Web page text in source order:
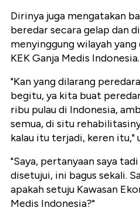
Dirinya juga mengatakan
beredar secara gelap dan
menyinggung wilayah
KEK Ganja Medis Indonesia.
"Kan yang dilarang
begitu, ya kita buat
ribu pulau di Indonesia,
semua, di situ
kalau itu terjadi, keren itu,"
"Saya, pertanyaan saya
disetujui, ini bagus sekali.
apakah setuju Kawasan
Medis Indonesia?"